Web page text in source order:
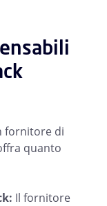
fornitore di
quanto
Il fornitore